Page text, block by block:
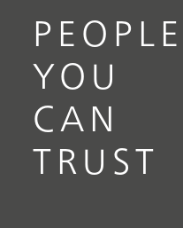
PEOPLE
YOU
CAN
TRUST